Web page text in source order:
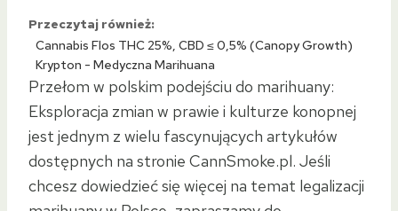
Przeczytaj również:
Cannabis Flos THC 25%, CBD ≤ 0,5% (Canopy Growth)
Krypton - Medyczna Marihuana
Przełom w polskim podejściu do marihuany:
Eksploracja zmian w prawie i kulturze konopnej
jest jednym z wielu fascynujących artykułów
dostępnych na stronie CannSmoke.pl. Jeśli
chcesz dowiedzieć się więcej na temat legalizacji